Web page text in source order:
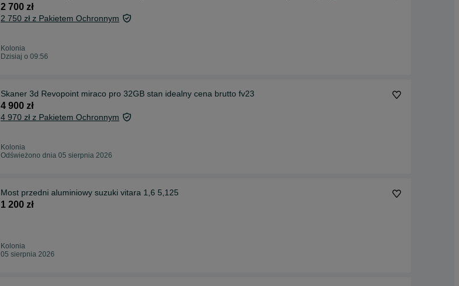
2 700 zł
2 750 zł z Pakietem Ochronnym
Kolonia
Dzisiaj o 09:56
Skaner 3d Revopoint miraco pro 32GB stan idealny cena brutto fv23
4 900 zł
4 970 zł z Pakietem Ochronnym
Kolonia
Odświeżono dnia 05 sierpnia 2026
Most przedni aluminiowy suzuki vitara 1,6 5,125
1 200 zł
Kolonia
05 sierpnia 2026